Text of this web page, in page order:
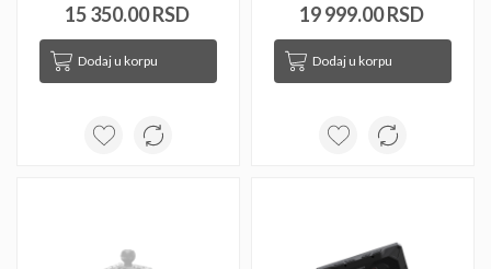
15 350.00 RSD
Dodaj u korpu
19 999.00 RSD
Dodaj u korpu